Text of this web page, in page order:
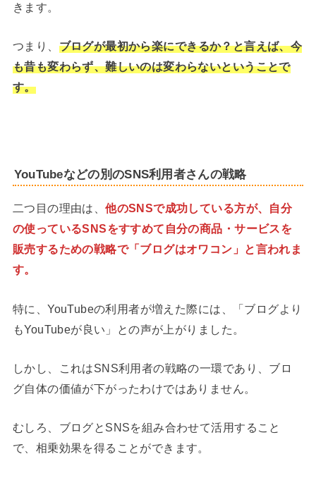
きます。
つまり、 ブログが最初から楽にできるか？と言えば、今
も昔も変わらず、難しいのは変わらないということで
す。
YouTubeなどの別のSNS利用者さんの戦略
二つ目の理由は、他のSNSで成功している方が、自分
の使っているSNSをすすめて自分の商品・サービスを
販売するための戦略で「ブログはオワコン」と言われま
す。
特に、YouTubeの利用者が増えた際には、「ブログより
もYouTubeが良い」との声が上がりました。
しかし、これはSNS利用者の戦略の一環であり、ブロ
グ自体の価値が下がったわけではありません。
むしろ、ブログとSNSを組み合わせて活用すること
で、相乗効果を得ることができます。